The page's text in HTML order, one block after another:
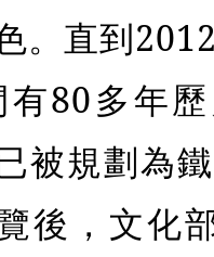
。直到
有80多年
被規劃為
後，文化